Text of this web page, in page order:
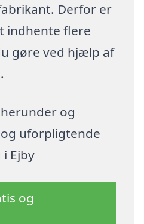
Derfor er
indhente flere
gøre ved hjælp af
og
uforpligtende
Ejby
og